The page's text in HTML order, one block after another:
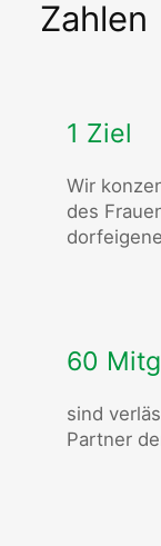
Zahlen
1 Ziel
Wir
des
60
sind
Partner